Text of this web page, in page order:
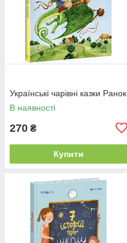
Українські чарівні казки Ранок
В наявності
270 ₴
Купити